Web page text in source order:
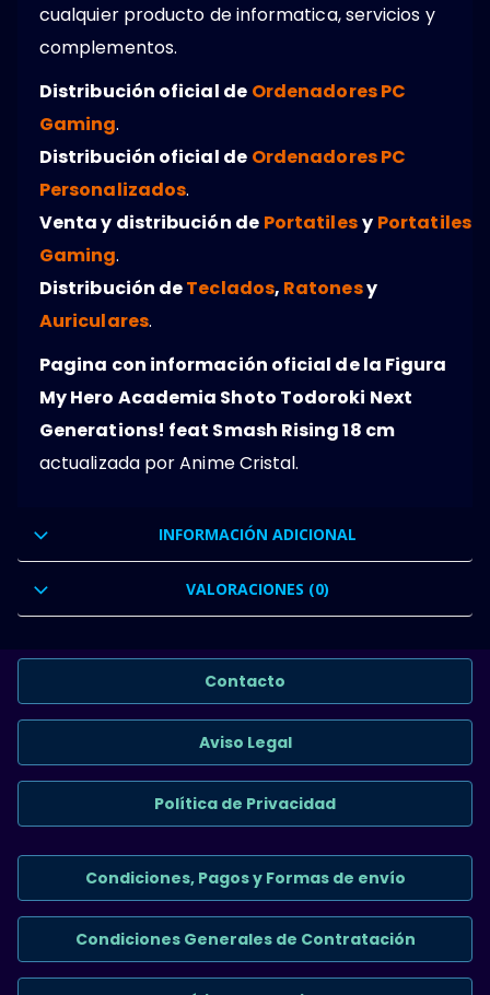
cualquier producto de informatica, servicios y
complementos.
Distribución oficial de Ordenadores PC
Gaming.
Distribución oficial de Ordenadores PC
Personalizados.
Venta y distribución de Portatilesy Portatiles
Gaming.
Distribución deTeclados, Ratonesy
Auriculares.
Pagina con información oficial de la Figura
My Hero Academia Shoto Todoroki Next
Generations! feat Smash Rising 18 cm
actualizada por Anime Cristal.
INFORMACIÓN ADICIONAL
VALORACIONES (0)
Contacto
Aviso Legal
Política de Privacidad
Condiciones, Pagos y Formas de envío
Condiciones Generales de Contratación